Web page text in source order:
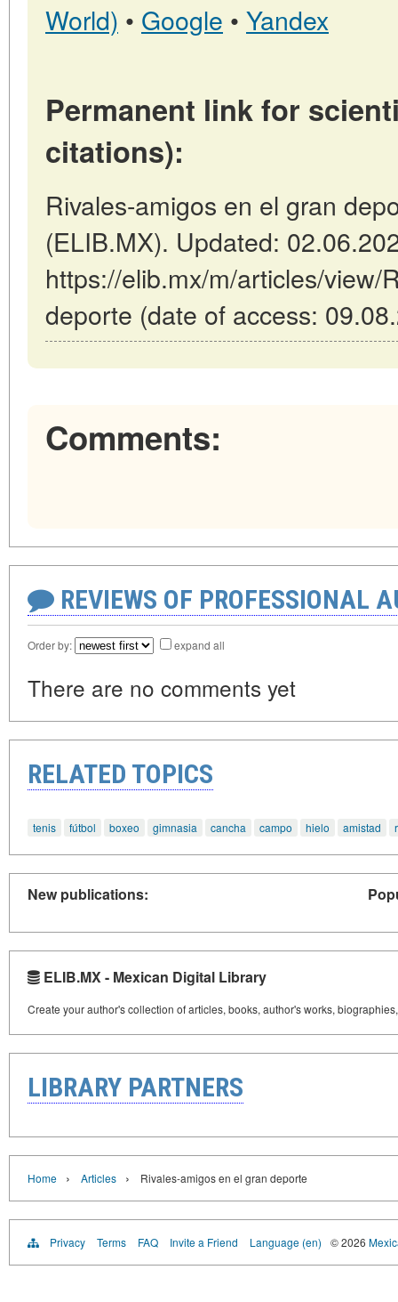
World) • Google • Yandex
Permanent link for
citations):
Rivales-amigos en el gran
(ELIB.MX). Updated:
https://elib.mx/m/articles/view/
deporte (date of access:
Comments:
REVIEWS OF PROFESSIONAL
Order by: expand all
There are no comments yet
RELATED TOPICS
tenis fútbol boxeo gimnasia cancha campo hielo amistad
New publications:
ELIB.MX - Mexican Digital Library
Create your author's collection of articles, books, author's works,
LIBRARY PARTNERS
Home › Articles › Rivales-amigos en el gran deporte
Privacy Terms FAQ Invite a Friend Language (en) © 2026